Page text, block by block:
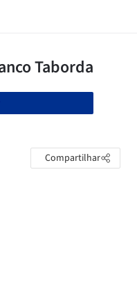
Compartilhar